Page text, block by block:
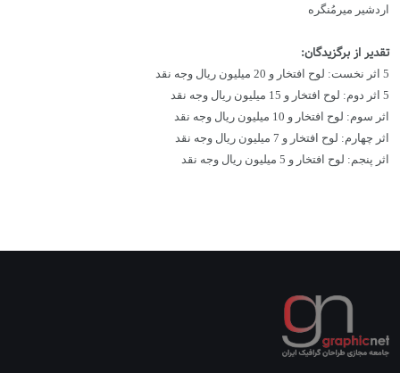
اردشیر میرمُنگره
تقدیر از برگزیدگان:
5 اثر نخست: لوح افتخار و 20 میلیون ریال وجه نقد
5 اثر دوم: لوح افتخار و 15 میلیون ریال وجه نقد
اثر سوم: لوح افتخار و 10 میلیون ریال وجه نقد
اثر چهارم: لوح افتخار و 7 میلیون ریال وجه نقد
اثر پنجم: لوح افتخار و 5 میلیون ریال وجه نقد